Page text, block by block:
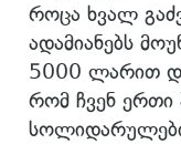
როცა ხვალ
ადამიანებს
5000 ლარით
რომ ჩვენ ერთი